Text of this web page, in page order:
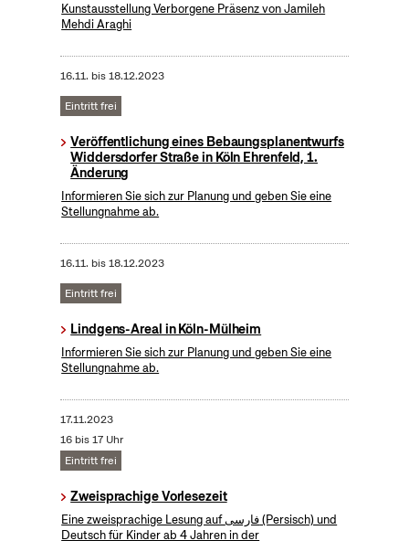
Kunstausstellung Verborgene Präsenz von Jamileh
Mehdi Araghi
16.11. bis18.12.2023
Eintritt frei
Veröffentlichung eines Bebaungsplanentwurfs
Widdersdorfer Straße in Köln Ehrenfeld, 1.
Änderung
Informieren Sie sich zur Planung und geben Sie eine
Stellungnahme ab.
16.11. bis18.12.2023
Eintritt frei
Lindgens-Areal in Köln-Mülheim
Informieren Sie sich zur Planung und geben Sie eine
Stellungnahme ab.
17.11.2023
16 bis 17 Uhr
Eintritt frei
Zweisprachige Vorlesezeit
Eine zweisprachige Lesung auf فارسی (Persisch) und
Deutsch für Kinder ab 4 Jahren in der